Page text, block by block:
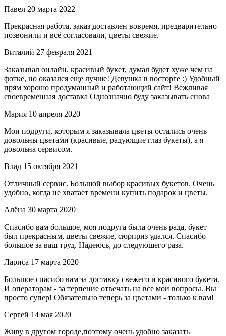
Павел 20 марта 2022
Прекрасная работа, заказ доставлен вовремя, предварительно
позвонили и всё согласовали, цветы свежие.
Виталий 27 февраля 2021
Заказывал онлайн, красивый букет, думал будет хуже чем на
фотке, но оказался еще лучше! Девушка в восторге :) Удобный
прям хорошо продуманный и работающий сайт! Вежливая
своевременная доставка Однозначно буду заказывать снова
Мария 10 апреля 2020
Мои подруги, которым я заказывала цветы остались очень
довольны цветами (красивые, радующие глаз букеты), а я
довольна сервисом.
Влад 15 октября 2021
Отличный сервис. Большой выбор красивых букетов. Очень
удобно, когда не хватает времени купить подарок и цветы.
Алёна 30 марта 2020
Спасибо вам большое, моя подруга была очень рада, букет
был прекрасным, цветы свежие, сюрприз удался. Спасибо
большое за ваш труд. Надеюсь, до следующего раза.
Лариса 17 марта 2020
Большое спасибо вам за доставку свежего и красивого букета.
И операторам - за терпение отвечать на все мои вопросы. Вы
просто супер! Обязательно теперь за цветами - только к вам!
Сергей 14 мая 2020
Живу в другом городе,поэтому очень удобно заказать